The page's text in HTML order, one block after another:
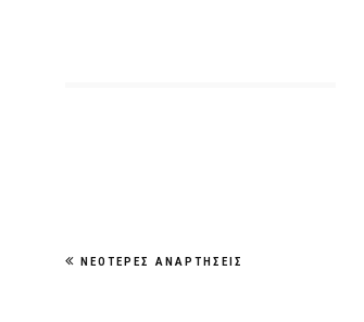
ΝΕΌΤΕΡΕΣ ΑΝΑΡΤΉΣΕΙΣ